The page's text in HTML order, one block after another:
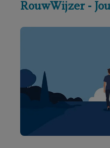
RouwWijzer -